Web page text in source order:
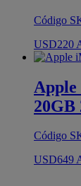
Código
USD220
Apple
20GB
Código
USD649